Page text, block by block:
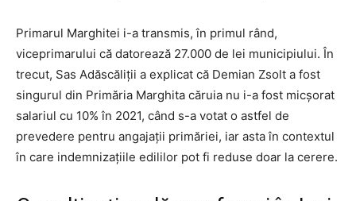
Primarul Marghitei i-a transmis, în primul rând,
viceprimarului că datorează 27.000 de lei municipiului. În
trecut, Sas Adăscăliții a explicat că Demian Zsolt a fost
singurul din Primăria Marghita căruia nu i-a fost micșorat
salariul cu 10% în 2021, când s-a votat o astfel de
prevedere pentru angajații primăriei, iar asta în contextul
în care indemnizațiile edililor pot fi reduse doar la cerere.